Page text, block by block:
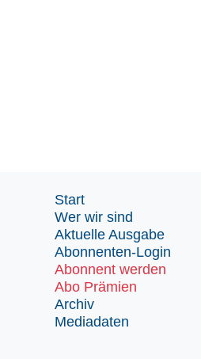
Start
Wer wir sind
Aktuelle Ausgabe
Abonnenten-Login
Abonnent werden
Abo Prämien
Archiv
Mediadaten